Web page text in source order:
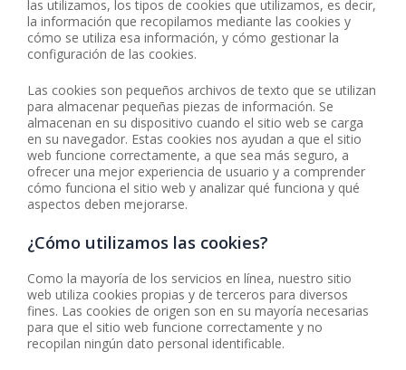
las utilizamos, los tipos de cookies que utilizamos, es decir,
la información que recopilamos mediante las cookies y
cómo se utiliza esa información, y cómo gestionar la
configuración de las cookies.
Las cookies son pequeños archivos de texto que se utilizan
para almacenar pequeñas piezas de información. Se
almacenan en su dispositivo cuando el sitio web se carga
en su navegador. Estas cookies nos ayudan a que el sitio
web funcione correctamente, a que sea más seguro, a
ofrecer una mejor experiencia de usuario y a comprender
cómo funciona el sitio web y analizar qué funciona y qué
aspectos deben mejorarse.
¿Cómo utilizamos las cookies?
Como la mayoría de los servicios en línea, nuestro sitio
web utiliza cookies propias y de terceros para diversos
fines. Las cookies de origen son en su mayoría necesarias
para que el sitio web funcione correctamente y no
recopilan ningún dato personal identificable.